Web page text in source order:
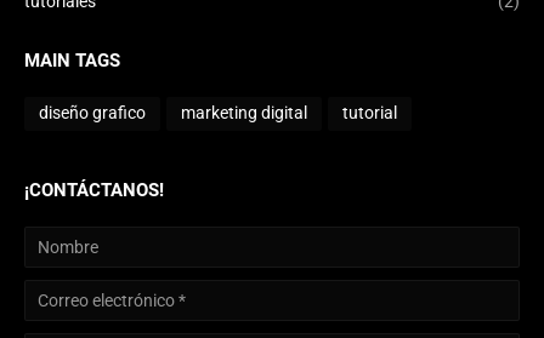
MAIN TAGS
diseño grafico marketing digital tutorial
¡CONTÁCTANOS!